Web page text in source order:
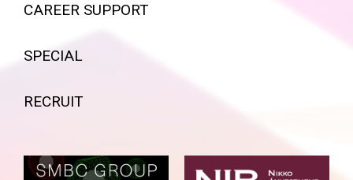
CAREER SUPPORT
SPECIAL
RECRUIT